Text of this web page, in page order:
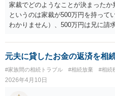
家裁でどのようなことが決まった
というのは家裁が500万円を持って
わかりません）、500万円は兄に請
必要があります。
元夫に貸したお金の返済を相
#家族間の相続トラブル #相続放棄 #相続
2026年4月10日